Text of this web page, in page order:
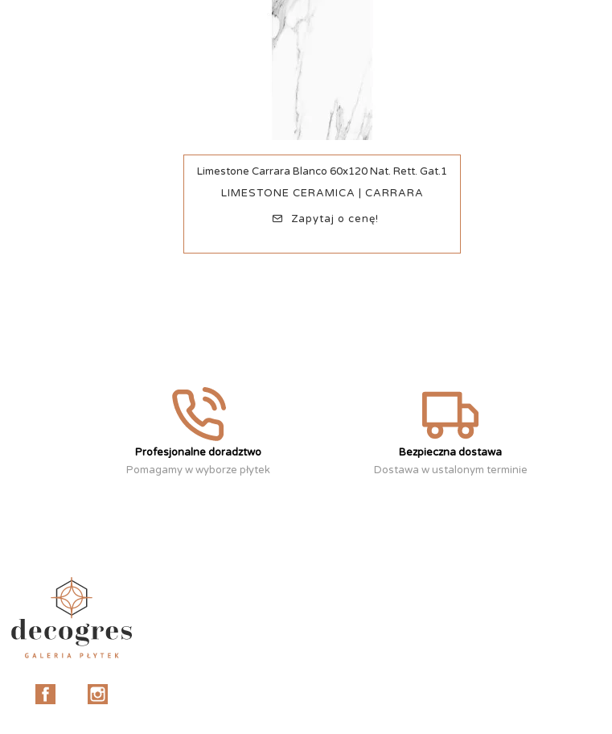
Limestone Carrara Blanco 60x120 Nat. Rett. Gat.1
LIMESTONE CERAMICA | CARRARA
Zapytaj o cenę!
Szybki podgląd
Profesjonalne doradztwo
Pomagamy w wyborze płytek
Bezpieczna dostawa
Dostawa w ustalonym terminie
Facebook